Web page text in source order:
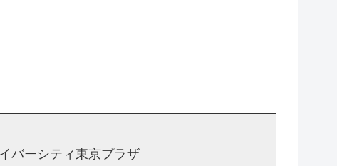
バーシティ東京プラザ